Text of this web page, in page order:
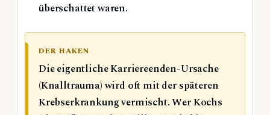
überschattet waren.
DER HAKEN
Die eigentliche Karriereenden-Ursache
(Knalltrauma) wird oft mit der späteren
Krebserkrankung vermischt. Wer Kochs